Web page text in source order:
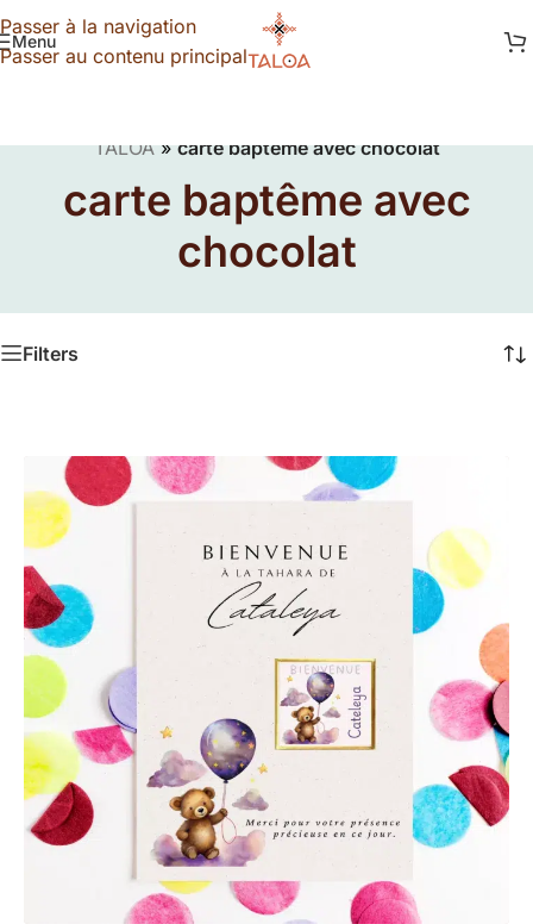
Passer à la navigation
Passer au contenu principal
Menu
TALOA»carte baptême avec chocolat
carte baptême avec
chocolat
Filters